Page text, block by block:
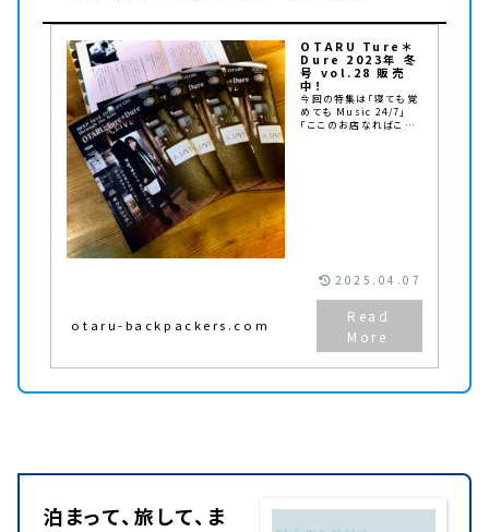
OTARU Ture＊
Dure 2023年 冬
号 vol.28 販売
中！
今回の特集は「寝ても覚
めても Music 24/7」
「ここのお店なればこそ！
otaru-backpackers.com
2025.04.07
泊まって、旅して、ま